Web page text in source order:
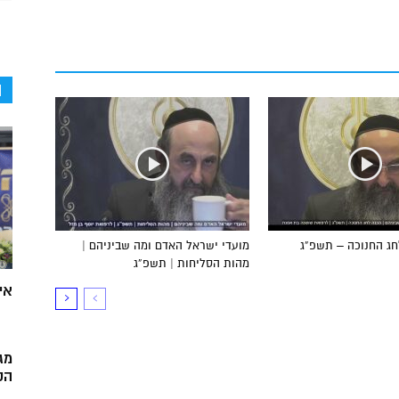
מועדי ישראל האדם ומה שביניהם |
מהות הסליחות | תשפ”ג
החנוכה – תשפ”ג